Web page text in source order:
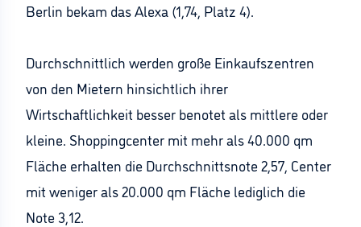
Berlin bekam das Alexa (1,74, Platz 4).
Durchschnittlich werden große Einkaufszentren
von den Mietern hinsichtlich ihrer
Wirtschaftlichkeit besser benotet als mittlere oder
kleine. Shoppingcenter mit mehr als 40.000 qm
Fläche erhalten die Durchschnittsnote 2,57, Center
mit weniger als 20.000 qm Fläche lediglich die
Note 3,12.